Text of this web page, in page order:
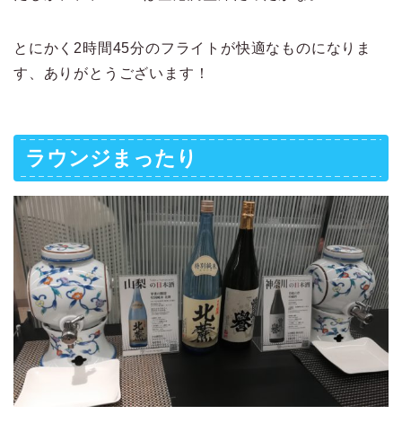
とにかく2時間45分のフライトが快適なものになりま
す、ありがとうございます！
ラウンジまったり